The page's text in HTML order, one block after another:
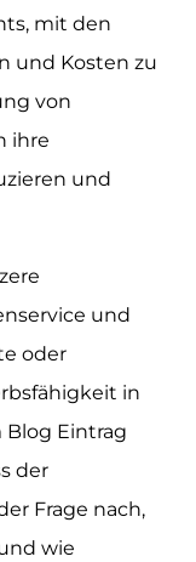
mit den
und Kosten zu
von
ihre
und
und
oder
in
Blog Eintrag
der
Frage nach,
wie